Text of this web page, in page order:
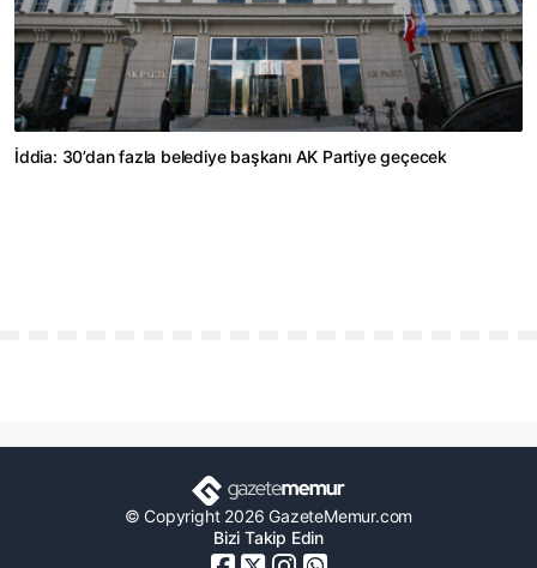
İddia: 30’dan fazla belediye başkanı AK Partiye geçecek
© Copyright 2026 GazeteMemur.com
Bizi Takip Edin